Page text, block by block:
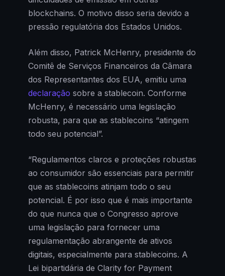
blockchains. O motivo disso seria devido a
pressão regulatória dos Estados Unidos.
Além disso, Patrick McHenry, presidente do
Comitê de Serviços Financeiros da Câmara
dos Representantes dos EUA, emitiu uma
declaração sobre a stablecoin. Conforme
McHenry, é necessário uma legislação
robusta, para que as stablecoins “atingem
todo seu potencial”.
“Regulamentos claros e proteções robustas
ao consumidor são essenciais para permitir
que as stablecoins atinjam todo o seu
potencial. É por isso que é mais importante
do que nunca que o Congresso aprove
uma legislação para fornecer uma
regulamentação abrangente de ativos
digitais, especialmente para stablecoins. A
Lei bipartidária de Clarity for Payment